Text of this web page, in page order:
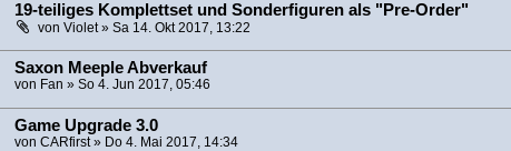
19-teiliges Komplettset und Sonderfiguren als "Pre-Order"
von Violet» Sa 14. Okt 2017, 13:22
Saxon Meeple Abverkauf
von Fan » So 4. Jun 2017, 05:46
Game Upgrade 3.0
von CARfirst» Do 4. Mai 2017, 14:34